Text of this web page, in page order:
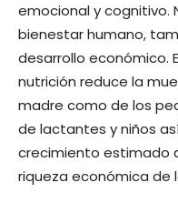
emocional y cognitivo.
bienestar humano,
desarrollo económico.
nutrición reduce la
madre como de los
de lactantes y niños
crecimiento estimado
riqueza económica de